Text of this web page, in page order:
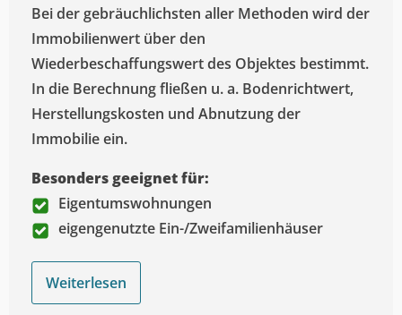
Bei der gebräuchlichsten aller Methoden wird der
Immobilienwert über den
Wiederbeschaffungswert des Objektes bestimmt.
In die Berechnung fließen u. a. Bodenrichtwert,
Herstellungskosten und Abnutzung der
Immobilie ein.
Besonders geeignet für:
Eigentumswohnungen
eigengenutzte Ein-/Zweifamilienhäuser
Weiterlesen